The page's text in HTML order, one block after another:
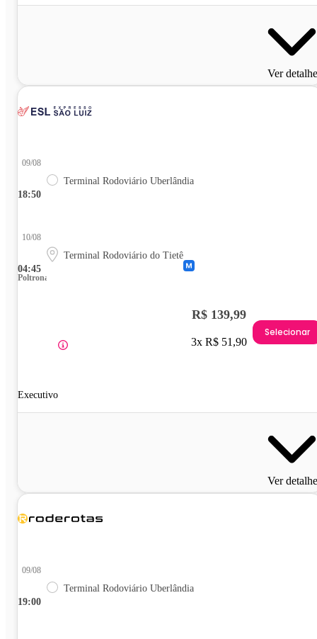
Ver
18:50
09/08
Terminal Rodoviário Uberlândia
04:45
10/08
Terminal Rodoviário do Tietê
Poltrona
Executivo
R$ 139,99
3x R$ 51,90
Selecionar
Ver
19:00
09/08
Terminal Rodoviário Uberlândia